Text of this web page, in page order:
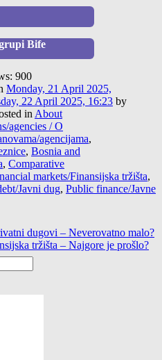
Bife
900
Monday, 21 April 2025,
22 April 2025, 16:23 by
in About
agencies / O
agencijama,
, Bosnia and
, Comparative
markets/Finansijska tržišta,
Javni dug, Public finance/Javne
dugovi – Neverovatno malo?
tržišta – Najgore je prošlo?